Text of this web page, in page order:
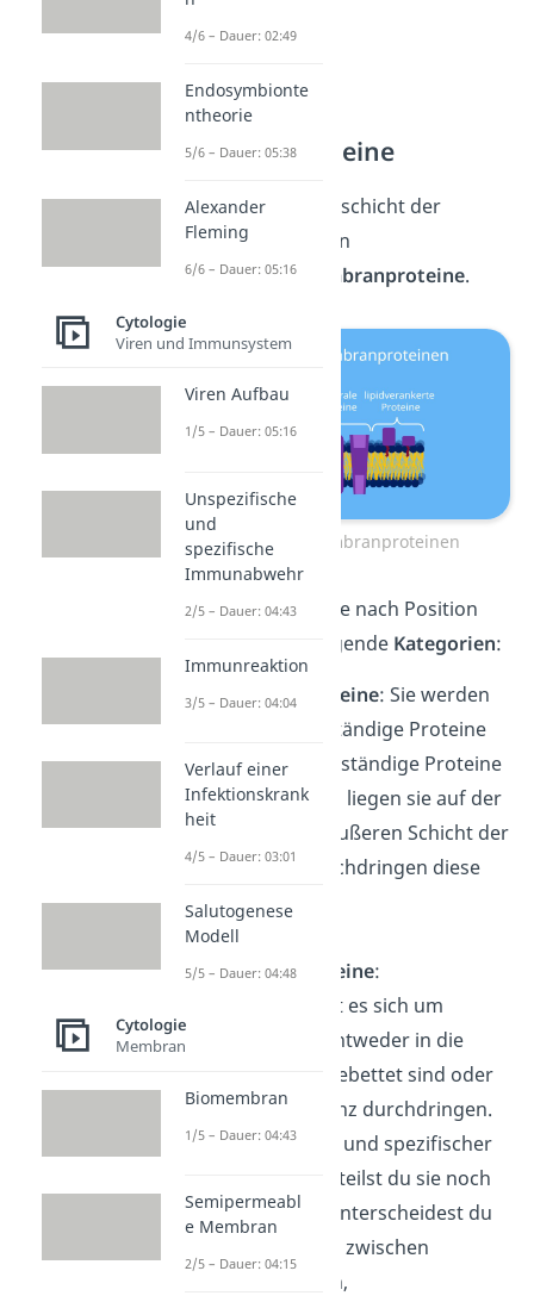
Membranproteine
An der Lipiddoppelschicht der
Zellmembran liegen
verschiedeneMembranproteine.
Arten von Membranproteinen
Du unterteilst sie, je nach Position
und Aufbau, in folgende Kategorien:
Periphere Proteine: Sie werden
auch wechselständige Proteine
oder membranständige Proteine
genannt. Dabei liegen sie auf der
inneren oder äußeren Schicht der
Membran, durchdringen diese
jedoch nicht.
Integrale Proteine:
Hierbei handelt es sich um
Proteine, die entweder in die
Membran eingebettet sind oder
diese sogar ganz durchdringen.
Je nach Aufbau und spezifischer
Funktion unterteilst du sie noch
weiter. Dabei unterscheidest du
unter anderem zwischen
Kanalproteinen,
4/6 – Dauer: 02:49
Endosymbionte
ntheorie
5/6 – Dauer: 05:38
Alexander
Fleming
6/6 – Dauer: 05:16
Cytologie
Viren und Immunsystem
Viren Aufbau
1/5 – Dauer: 05:16
Unspezifische
und
spezifische
Immunabwehr
2/5 – Dauer: 04:43
Immunreaktion
3/5 – Dauer: 04:04
Verlauf einer
Infektionskrank
heit
4/5 – Dauer: 03:01
Salutogenese
Modell
5/5 – Dauer: 04:48
Cytologie
Membran
Biomembran
1/5 – Dauer: 04:43
Semipermeabl
e Membran
2/5 – Dauer: 04:15